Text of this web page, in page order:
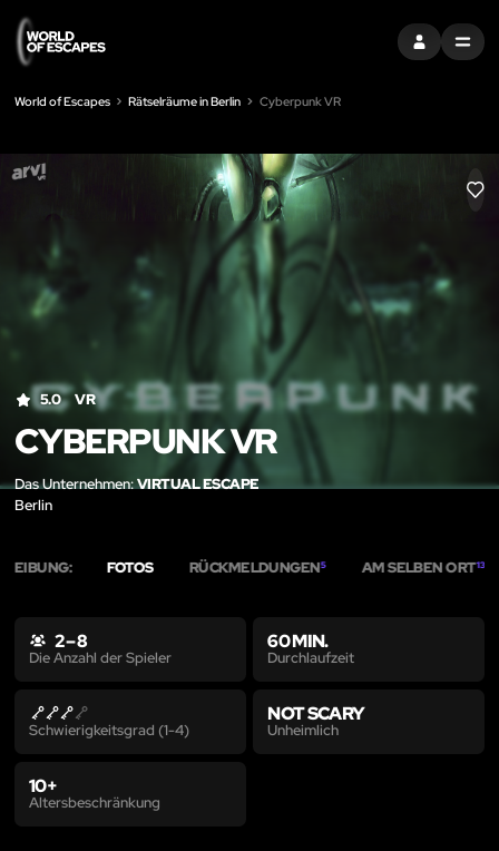
EINTRAGEN
MENU
World of Escapes Rätselräume in Berlin Cyberpunk VR
LIKE
5.0 VR
CYBERPUNK VR
Das Unternehmen:VIRTUAL ESCAPE
Berlin
FOTOS RÜCKMELDUNGEN5 AM SELBEN ORT13
2 – 8
Die Anzahl der Spieler
60 MIN.
Durchlaufzeit
Schwierigkeitsgrad (1-4)
NOT SCARY
Unheimlich
10+
Altersbeschränkung